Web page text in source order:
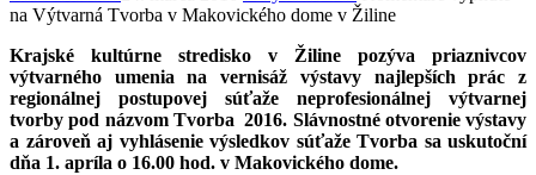
na Výtvarná Tvorba v Makovického dome v Žiline
Krajské kultúrne stredisko v Žiline pozýva priaznivcov
výtvarného umenia na vernisáž výstavy najlepších prác z
regionálnej postupovej súťaže neprofesionálnej výtvarnej
tvorby pod názvom Tvorba 2016. Slávnostné otvorenie výstavy
a zároveň aj vyhlásenie výsledkov súťaže Tvorba sa uskutoční
dňa 1. apríla o 16.00 hod. v Makovického dome.